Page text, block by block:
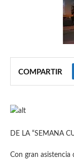
COMPARTIR
DE LA “SEMANA
Con gran asistencia